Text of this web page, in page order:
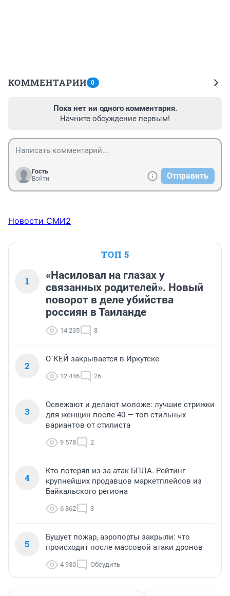
КОММЕНТАРИИ 0
Пока нет ни одного комментария.
Начните обсуждение первым!
Гость
Войти
Отправить
Новости СМИ2
ТОП 5
1
«Насиловал на глазах у
связанных родителей». Новый
поворот в деле убийства
россиян в Таиланде
14 235 8
2
О`КЕЙ закрывается в Иркутске
12 446 26
3
Освежают и делают моложе: лучшие стрижки
для женщин после 40 — топ стильных
вариантов от стилиста
9 578 2
4
Кто потерял из-за атак БПЛА. Рейтинг
крупнейших продавцов маркетплейсов из
Байкальского региона
6 862 3
5
Бушует пожар, аэропорты закрыли: что
происходит после массовой атаки дронов
4 930 Обсудить